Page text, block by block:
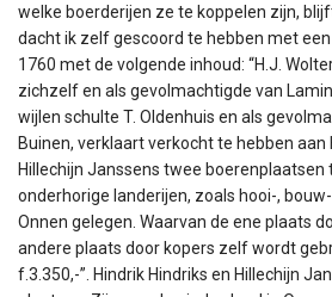
welke boerderijen ze te koppelen zijn,
dacht ik zelf gescoord te hebben met
1760 met de volgende inhoud: “H.J.
zichzelf en als gevolmachtigde van
wijlen schulte T. Oldenhuis en als
Buinen, verklaart verkocht te hebben aan
Hillechijn Janssens twee
onderhorige landerijen, zoals hooi-,
Onnen gelegen. Waarvan de ene plaats
andere plaats door kopers zelf wordt
f.3.350,-”. Hindrik Hindriks en Hillechijn